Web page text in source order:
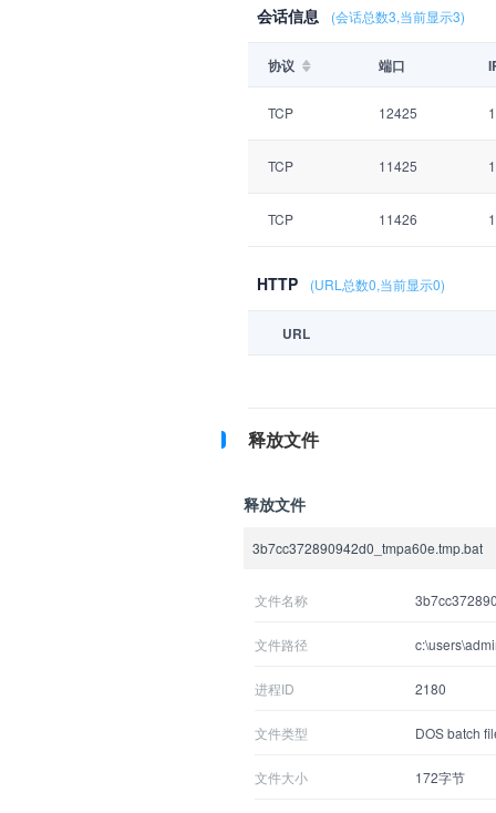
会话信息 (会话总数3,当前显示3)
协议 端口
TCP 12425
TCP 11425
TCP 11426
HTTP (URL总数0,当前显示0)
URL
释放文件
释放文件
3b7cc372890942d0_tmpa60e.tmp.bat
文件名称
文件路径
进程ID 2180
文件类型 DOS batch
文件大小 172字节